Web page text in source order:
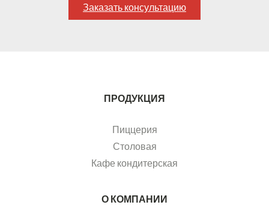
Заказать консультацию
ПРОДУКЦИЯ
Пиццерия
Столовая
Кафе кондитерская
О КОМПАНИИ